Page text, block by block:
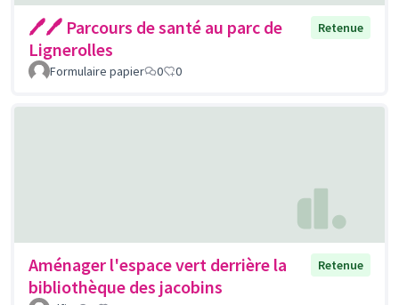
🖊🖊 Parcours de santé au parc de
Lignerolles
Retenue
Formulaire papier 0 0
Aménager l'espace vert derrière la
bibliothèque des jacobins
Retenue